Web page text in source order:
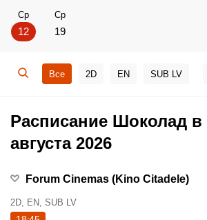
Ср
12
Ср
19
Все 2D EN SUB LV
Расписание Шоколад в
августа 2026
Forum Cinemas (Kino Citadele)
2D, EN, SUB LV